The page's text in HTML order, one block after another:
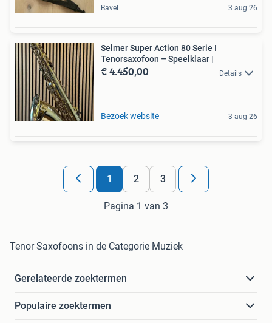
Bavel 3 aug 26
Selmer Super Action 80 Serie I
Tenorsaxofoon – Speelklaar |
€ 4.450,00 Details
Bezoek website 3 aug 26
1 2 3
Pagina 1 van 3
Tenor Saxofoons in de Categorie Muziek
Gerelateerde zoektermen
Populaire zoektermen